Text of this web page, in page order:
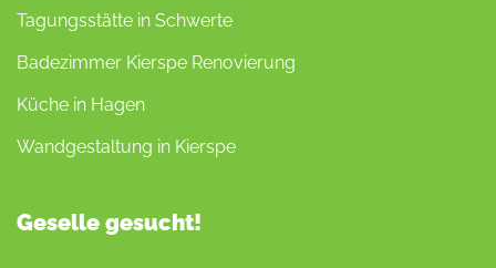
Tagungsstätte in Schwerte
Badezimmer Kierspe Renovierung
Küche in Hagen
Wandgestaltung in Kierspe
Geselle gesucht!